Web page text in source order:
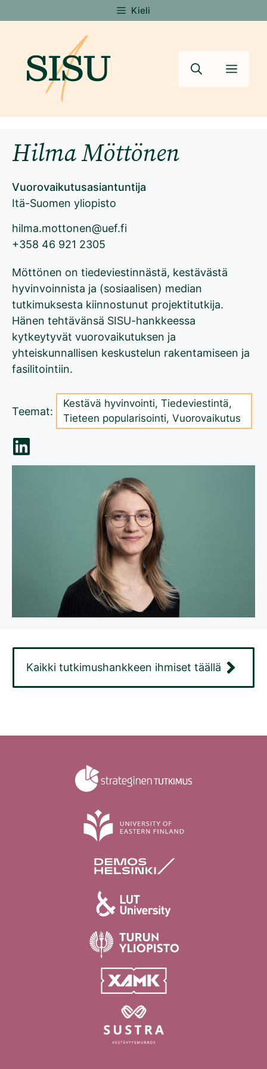
sisältöön
Kieli
Hilma Möttönen
Vuorovaikutusasiantuntija
Itä-Suomen yliopisto
hilma.mottonen@uef.fi
+358 46 921 2305
Möttönen on tiedeviestinnästä, kestävästä
hyvinvoinnista ja (sosiaalisen) median
tutkimuksesta kiinnostunut projektitutkija.
Hänen tehtävänsä SISU-hankkeessa
kytkeytyvät vuorovaikutuksen ja
yhteiskunnallisen keskustelun rakentamiseen ja
fasilitointiin.
Teemat:
Kestävä hyvinvointi, Tiedeviestintä,
Tieteen popularisointi, Vuorovaikutus
Kaikki tutkimushankkeen ihmiset täällä